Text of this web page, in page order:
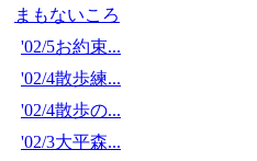
まもないころ
'02/5お約束...
'02/4散歩練...
'02/4散歩の...
'02/3大平森...